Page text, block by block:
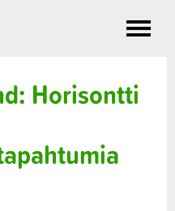
Toggle
Horisontti